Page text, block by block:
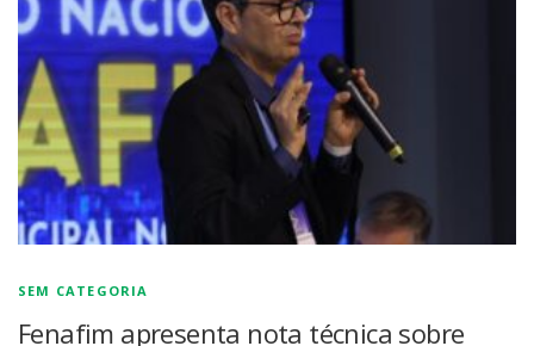
SEM CATEGORIA
Fenafim apresenta nota técnica sobre